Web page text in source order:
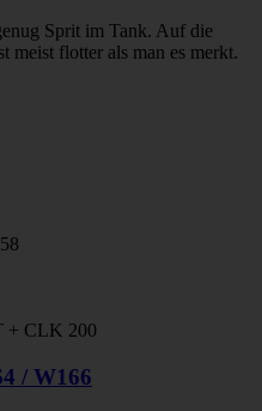
Sprit im Tank. Auf die
meist flotter als man es merkt.
+ CLK 200
/ W166